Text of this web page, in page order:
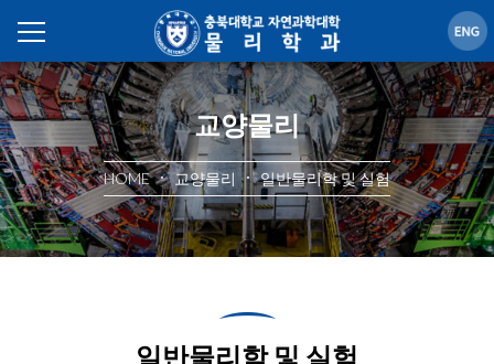
교양물리
HOME 교양물리 일반물리학 및 실험
일반물리학 및 실험